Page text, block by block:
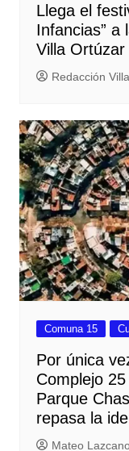
Llega el
Infancias” a
Villa Ortúzar
Redacción
Comuna 15
Por única
Complejo
Parque
repasa la
Mateo